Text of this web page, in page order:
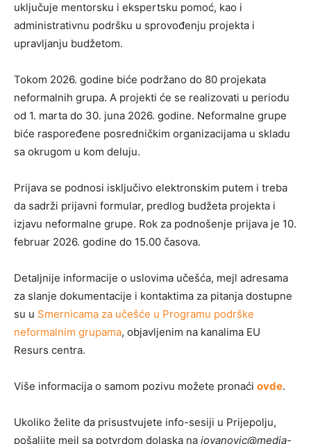
uključuje mentorsku i ekspertsku pomoć, kao i
administrativnu podršku u sprovođenju projekta i
upravljanju budžetom.
Tokom 2026. godine biće podržano do 80 projekata
neformalnih grupa. A projekti će se realizovati u periodu
od 1. marta do 30. juna 2026. godine. Neformalne grupe
biće raspoređene posredničkim organizacijama u skladu
sa okrugom u kom deluju.
Prijava se podnosi isključivo elektronskim putem i treba
da sadrži prijavni formular, predlog budžeta projekta i
izjavu neformalne grupe. Rok za podnošenje prijava je 10.
februar 2026. godine do 15.00 časova.
Detaljnije informacije o uslovima učešća, mejl adresama
za slanje dokumentacije i kontaktima za pitanja dostupne
su u Smernicama za učešće u Programu podrške
neformalnim grupama, objavljenim na kanalima EU
Resurs centra.
Više informacija o samom pozivu možete pronaći ovde.
Ukoliko želite da prisustvujete info-sesiji u Prijepolju,
pošaljite mejl sa potvrdom dolaska na jovanovic@media-